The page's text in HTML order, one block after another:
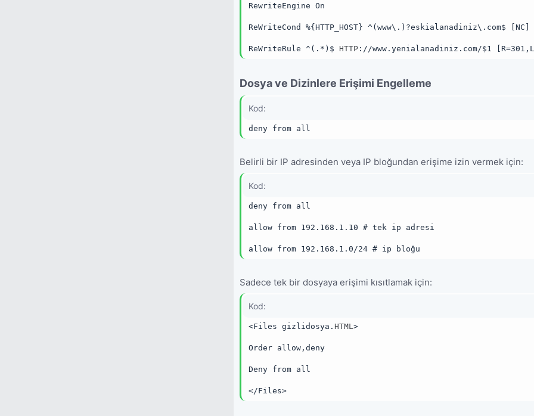
RewriteEngine On
ReWriteCond %{HTTP_HOST} ^(www\.)?eskialanadiniz\.com$ [NC]
ReWriteRule ^(.*)$ HTTP ://www.yenialanadiniz.com/$1
Dosya ve Dizinlere Erişimi Engelleme
Kod:
deny from all
Belirli bir IP adresinden veya IP bloğundan erişime izin vermek için:
Kod:
deny from all
allow from 192.168.1.10 # tek ip adresi
allow from 192.168.1.0/24 # ip bloğu
Sadece tek bir dosyaya erişimi kısıtlamak için:
Kod:
<Files gizlidosya. HTML >
Order allow,deny
Deny from all
</Files>